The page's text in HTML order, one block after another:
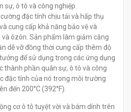
ô tô và công nghiệp.
cường đặc tính chịu tải và hấp thụ
cung cấp khả năng bảo vệ và
ôzôn. Sản phẩm làm giảm căng
dễ vỡ đồng thời cung cấp thêm độ
tưởng để sử dụng trong các ứng dụng
thành phần quân sự, ô tô và công
đặc tính của nó trong môi trường
đến 200°C (392°F).
cơ ô tô tuyệt vời và bám dính trên